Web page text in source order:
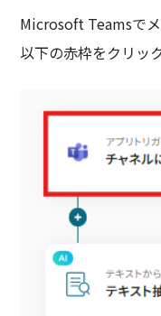
Microsoft Teamsで
以下の赤枠をクリッ